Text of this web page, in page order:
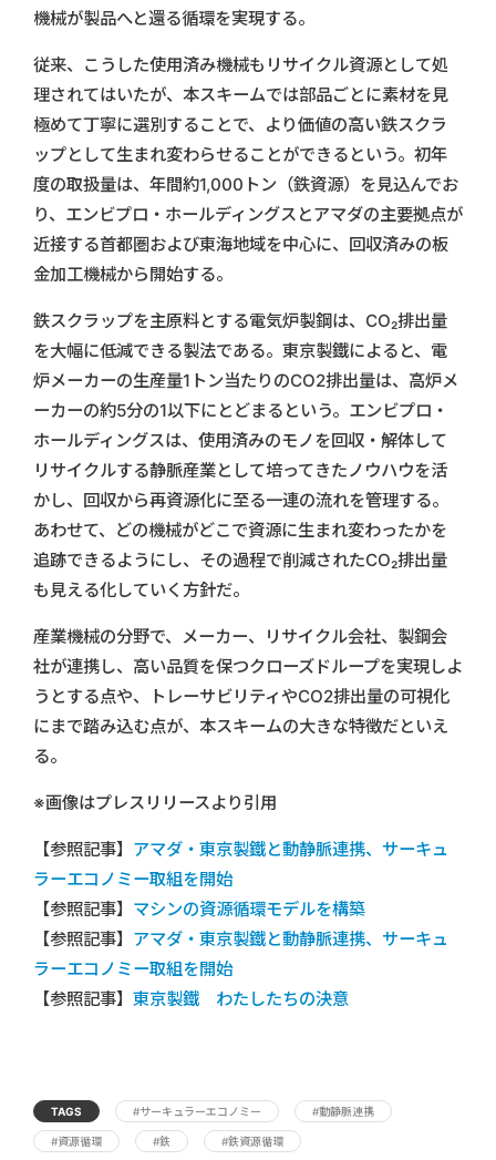
機械が製品へと還る循環を実現する。
従来、こうした使用済み機械もリサイクル資源として処
理されてはいたが、本スキームでは部品ごとに素材を見
極めて丁寧に選別することで、より価値の高い鉄スクラ
ップとして生まれ変わらせることができるという。初年
度の取扱量は、年間約1,000トン（鉄資源）を見込んでお
り、エンビプロ・ホールディングスとアマダの主要拠点が
近接する首都圏および東海地域を中心に、回収済みの板
金加工機械から開始する。
鉄スクラップを主原料とする電気炉製鋼は、CO₂排出量
を大幅に低減できる製法である。東京製鐵によると、電
炉メーカーの生産量1トン当たりのCO2排出量は、高炉メ
ーカーの約5分の1以下にとどまるという。エンビプロ・
ホールディングスは、使用済みのモノを回収・解体して
リサイクルする静脈産業として培ってきたノウハウを活
かし、回収から再資源化に至る一連の流れを管理する。
あわせて、どの機械がどこで資源に生まれ変わったかを
追跡できるようにし、その過程で削減されたCO₂排出量
も見える化していく方針だ。
産業機械の分野で、メーカー、リサイクル会社、製鋼会
社が連携し、高い品質を保つクローズドループを実現しよ
うとする点や、トレーサビリティやCO2排出量の可視化
にまで踏み込む点が、本スキームの大きな特徴だといえ
る。
※画像はプレスリリースより引用
【参照記事】 アマダ・東京製鐵と動静脈連携、サーキュ
ラーエコノミー取組を開始
【参照記事】 マシンの資源循環モデルを構築
【参照記事】 アマダ・東京製鐵と動静脈連携、サーキュ
ラーエコノミー取組を開始
【参照記事】 東京製鐵 わたしたちの決意
TAGS #サーキュラーエコノミー #動静脈連携
#資源循環 #鉄 #鉄資源循環